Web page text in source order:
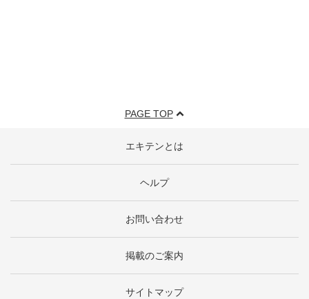
PAGE TOP
エキテンとは
ヘルプ
お問い合わせ
掲載のご案内
サイトマップ